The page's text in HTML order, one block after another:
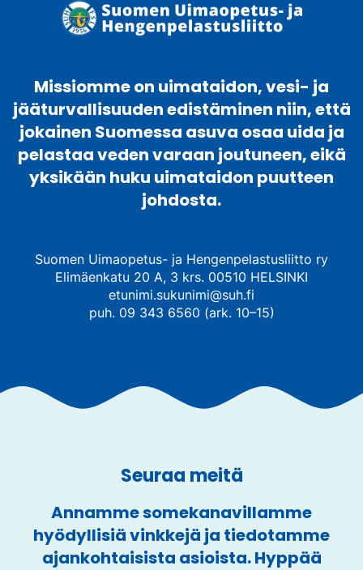
Missiomme on uimataidon, vesi- ja
jääturvallisuuden edistäminen niin, että
jokainen Suomessa asuva osaa uida ja
pelastaa veden varaan joutuneen, eikä
yksikään huku uimataidon puutteen
johdosta.
Suomen Uimaopetus- ja Hengenpelastusliitto ry
Elimäenkatu 20 A, 3 krs. 00510 HELSINKI
etunimi.sukunimi@suh.fi
puh. 09 343 6560 (ark. 10–15)
Seuraa meitä
Annamme somekanavillamme
hyödyllisiä vinkkejä ja tiedotamme
ajankohtaisista asioista. Hyppää